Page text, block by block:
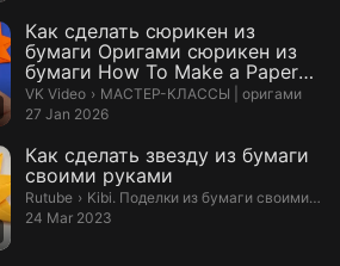
Как сделать сюрикен из
бумаги Оригами сюрикен из
бумаги How To Make a Paper
Ninja St...
VK Video › МАСТЕР-КЛАССЫ | оригами.
МАСТЕР-КЛАССЫ | оригами
27 Jan 2026
Как сделать звезду из бумаги
своими руками
Rutube › Kibi. Поделки из бумаги своими
Kibi. Поделки из бумаги своими руками
24 Mar 2023